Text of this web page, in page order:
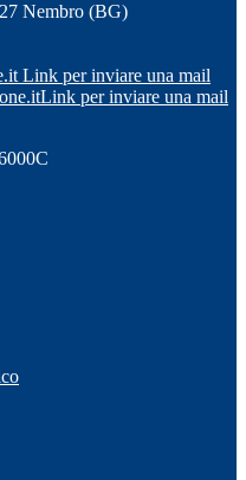
Nembro (BG)
Link per inviare una mail
Link per inviare una mail